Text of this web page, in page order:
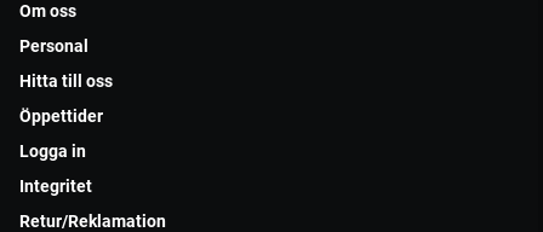
Om oss
Personal
Hitta till oss
Öppettider
Logga in
Integritet
Retur/Reklamation